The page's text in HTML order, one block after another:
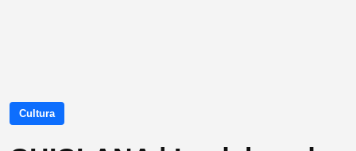
Cultura